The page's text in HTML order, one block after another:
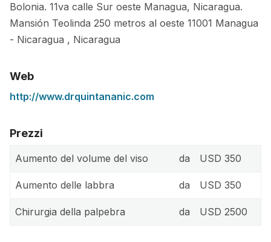
Bolonia. 11va calle Sur oeste Managua, Nicaragua.
Mansión Teolinda 250 metros al oeste 11001 Managua
- Nicaragua , Nicaragua
Web
http://www.drquintananic.com
Prezzi
Aumento del volume del viso da USD 350
Aumento delle labbra da USD 350
Chirurgia della palpebra da USD 2500